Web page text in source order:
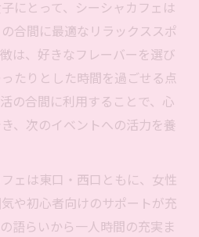
活女子の癒しスポットにな
落ち着く池袋シーシャ空
推し活の合間に選ばれる理
で気分転換できる池袋体験
袋でのシーシャ体験談
にとって、シーシャカフェは
合間に最適なリラックススポ
は、好きなフレーバーを選び
たりとした時間を過ごせる点
の合間に利用することで、心
、次のイベントへの活力を養
ェは東口・西口ともに、女性
や初心者向けのサポートが充
語らいから一人時間の充実ま